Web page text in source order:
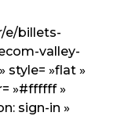
e/billets-
valley-
style= »flat »
»#ffffff »
sign-in »